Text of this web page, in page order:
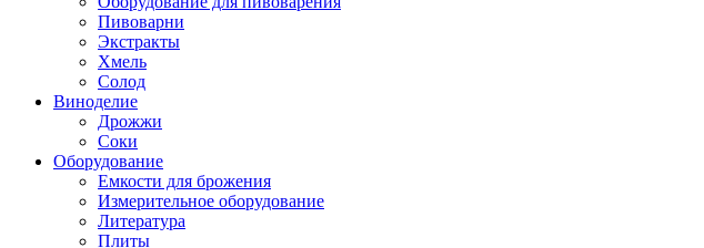
Пивоварни
Экстракты
Хмель
Солод
Виноделие
Дрожжи
Соки
Оборудование
Емкости для брожения
Измерительное оборудование
Литература
Плиты